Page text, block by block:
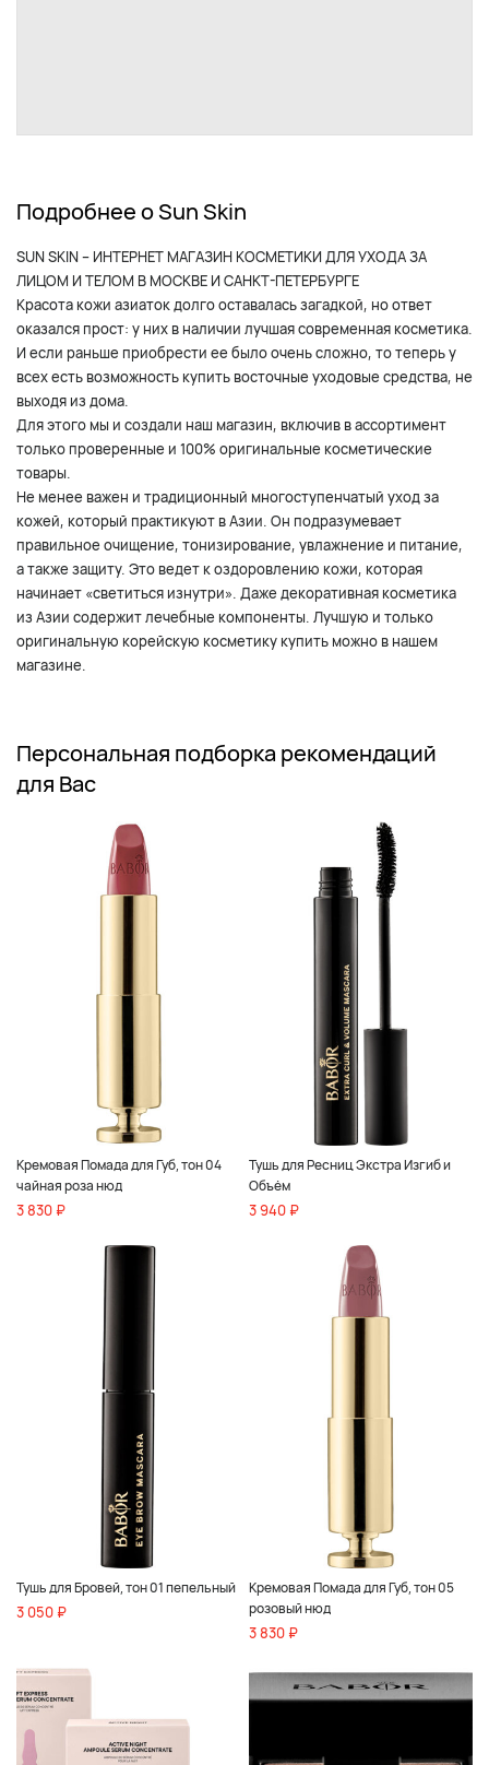
Подробнее о Sun Skin
SUN SKIN – ИНТЕРНЕТ МАГАЗИН КОСМЕТИКИ ДЛЯ УХОДА ЗА
ЛИЦОМ И ТЕЛОМ В МОСКВЕ И САНКТ-ПЕТЕРБУРГЕ
Красота кожи азиаток долго оставалась загадкой, но ответ
оказался прост: у них в наличии лучшая современная косметика.
И если раньше приобрести ее было очень сложно, то теперь у
всех есть возможность купить восточные уходовые средства, не
выходя из дома.
Для этого мы и создали наш магазин, включив в ассортимент
только проверенные и 100% оригинальные косметические
товары.
Не менее важен и традиционный многоступенчатый уход за
кожей, который практикуют в Азии. Он подразумевает
правильное очищение, тонизирование, увлажнение и питание,
а также защиту. Это ведет к оздоровлению кожи, которая
начинает «светиться изнутри». Даже декоративная косметика
из Азии содержит лечебные компоненты. Лучшую и только
оригинальную корейскую косметику купить можно в нашем
магазине.
Персональная подборка рекомендаций
для Вас
Кремовая Помада для Губ, тон 04
чайная роза нюд
3 830 ₽
Тушь для Ресниц Экстра Изгиб и
Объём
3 940 ₽
Тушь для Бровей, тон 01 пепельный
3 050 ₽
Кремовая Помада для Губ, тон 05
розовый нюд
3 830 ₽